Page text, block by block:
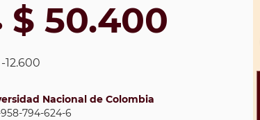
$ 50.400
12.600
Nacional de Colombia
794-624-6